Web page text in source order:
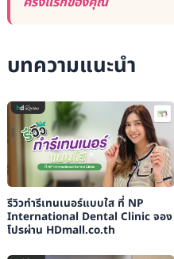
บทความแนะนำ
รีวิวทำรีเทนเนอร์แบบใส ที่ NP
International Dental Clinic จอง
โปรผ่าน HDmall.co.th